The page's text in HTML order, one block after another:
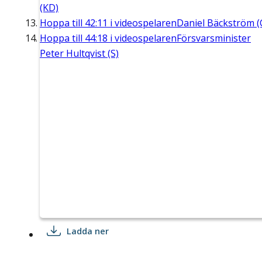
(KD)
Hoppa till 42:11 i videospelarenDaniel Bäckström
Hoppa till 44:18 i videospelarenFörsvarsminister
Peter Hultqvist (S)
Ladda ner